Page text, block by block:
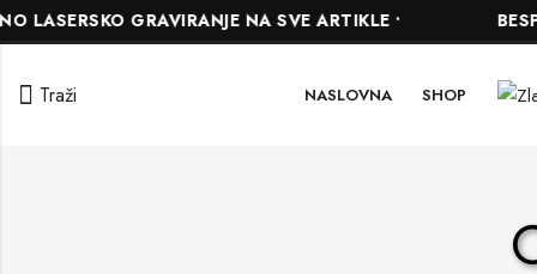
GRAVIRANJE NA SVE ARTIKLE •
Traži NASLOVNA SHOP